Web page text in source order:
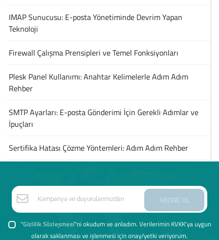
IMAP Sunucusu: E-posta Yönetiminde Devrim Yapan
Teknoloji
Firewall Çalışma Prensipleri ve Temel Fonksiyonları
Plesk Panel Kullanımı: Anahtar Kelimelerle Adım Adım
Rehber
SMTP Ayarları: E-posta Gönderimi İçin Gerekli Adımlar ve
İpuçları
Sertifika Hatası Çözme Yöntemleri: Adım Adım Rehber
ABONE OL
"Gizlilik Sözleşmesi"ni okudum ve anladım. Verilerimin KVKK'ya uygun
olarak saklanması ve işlenmesi için onay/yetki veriyorum.